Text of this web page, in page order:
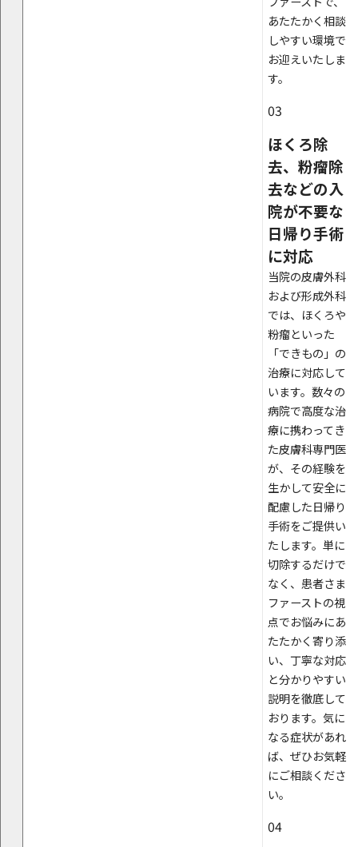
あたたかく相談
しやすい環境で
お迎えいたしま
す。
03
ほくろ除
去、粉瘤除
去などの入
院が不要な
日帰り手術
に対応
当院の皮膚外科
および形成外科
では、ほくろや
粉瘤といった
「できもの」の
治療に対応して
います。数々の
病院で高度な治
療に携わってき
た皮膚科専門医
が、その経験を
生かして安全に
配慮した日帰り
手術をご提供い
たします。単に
切除するだけで
なく、患者さま
ファーストの視
点でお悩みにあ
たたかく寄り添
い、丁寧な対応
と分かりやすい
説明を徹底して
おります。気に
なる症状があれ
ば、ぜひお気軽
にご相談くださ
い。
04